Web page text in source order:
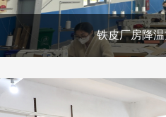
铁皮厂房降